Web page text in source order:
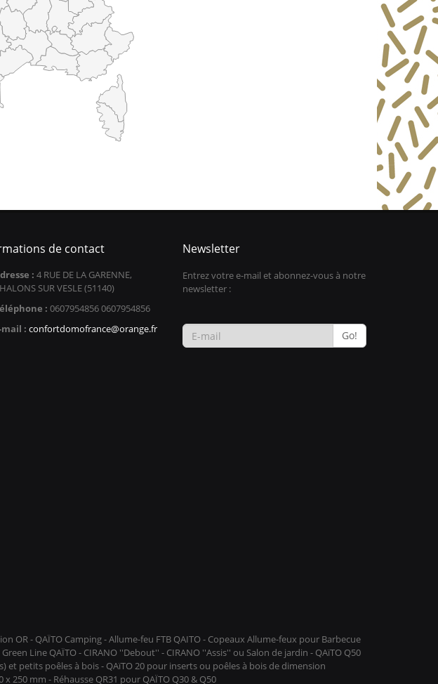
de contact
: 4 RUE DE LA GARENNE,
SUR VESLE (51140)
: 0607954856 0607954856
mail : confortdomofrance@orange.fr
Newsletter
Entrez votre e-mail et abonnez-vous à notre
newsletter :
Go!
OR - QAÏTO Camping - Allume-feu FTB QAITO - Copeaux Allume-feux pour Barbecue
Line QAÏTO - CIRANO ''Debout'' - CIRANO ''Assis'' ou Salon de jardin - QAïTO Q50
et petits poêles à bois - QAïTO 20 pour inserts ou poêles à bois de dimension
250 mm - Réhausse QR31 pour QAÏTO Q30 & Q50